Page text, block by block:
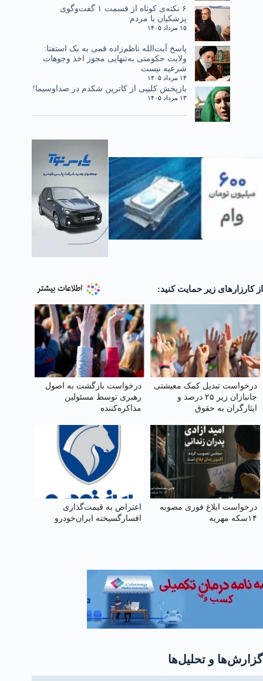
۶ نکته‌ی کوتاه از قسمت ۱ گفت‌وگوی
پزشکیان با مردم
۱۵ مرداد ۱۴۰۵
پاسخ آیت‌الله ناظم‌زاده قمی به یک استفتا:
ولایت حکومتی به‌تنهایی مجوز اخذ وجوهات
شرعیه نیست
۱۴ مرداد ۱۴۰۵
بازپخش کلیپی از کاترین شکدم در صداوسیما!
۱۳ مرداد ۱۴۰۵
از کارزارهای زیر حمایت کنید:
درخواست تبدیل کمک معیشتی
جانبازان زیر ۲۵ درصد و
ایثارگران به حقوق
درخواست بازگشت به اصول
رهبری توسط مسئولین
مذاکره‌کننده
درخواست ابلاغ فوری مصوبه
۱۴سکه مهریه
اعتراض به قیمت‌گذاری
افسارگسیخته ایران‌خودرو
گزارش‌ها و تحلیل‌ها